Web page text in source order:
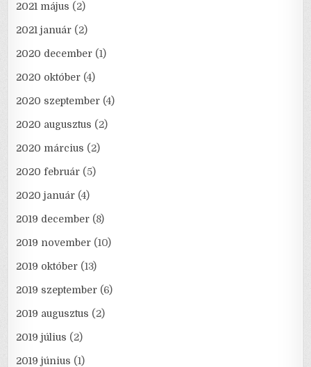
2021 május (2)
2021 január (2)
2020 december (1)
2020 október (4)
2020 szeptember (4)
2020 augusztus (2)
2020 március (2)
2020 február (5)
2020 január (4)
2019 december (8)
2019 november (10)
2019 október (13)
2019 szeptember (6)
2019 augusztus (2)
2019 július (2)
2019 június (1)